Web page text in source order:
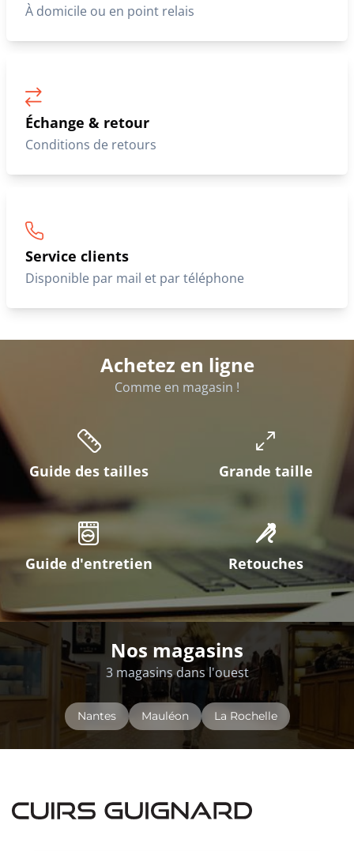
À domicile ou en point relais
Échange & retour
Conditions de retours
Service clients
Disponible par mail et par téléphone
Achetez en ligne
Comme en magasin !
Guide des tailles Grande taille
Guide d'entretien Retouches
Nos magasins
3 magasins dans l'ouest
Nantes Mauléon La Rochelle